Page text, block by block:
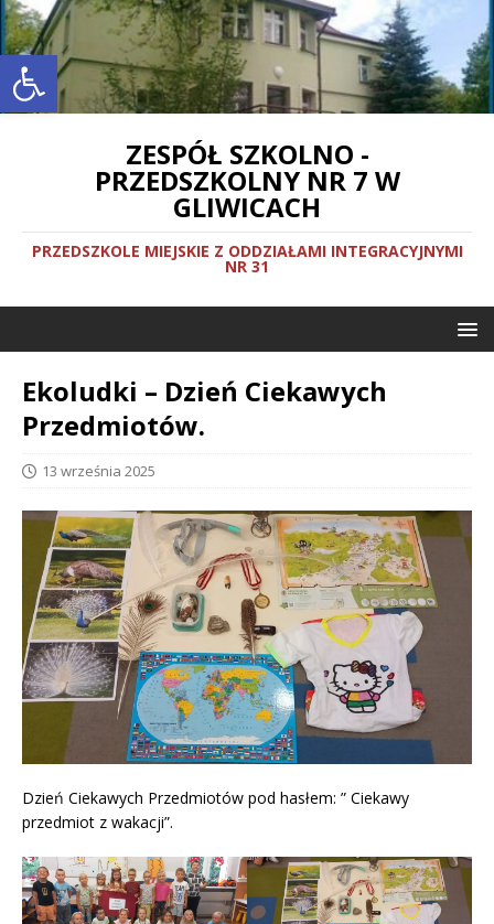
Otwórz pasek narzędzi
ZESPÓŁ SZKOLNO -
PRZEDSZKOLNY NR 7 W
GLIWICACH
PRZEDSZKOLE MIEJSKIE Z ODDZIAŁAMI INTEGRACYJNYMI
NR 31
Ekoludki – Dzień Ciekawych
Przedmiotów.
13 września 2025
Dzień Ciekawych Przedmiotów pod hasłem: ” Ciekawy
przedmiot z wakacji”.